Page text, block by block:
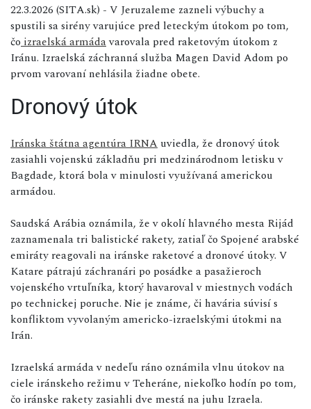
22.3.2026 (SITA.sk) - V Jeruzaleme zazneli výbuchy a
spustili sa sirény varujúce pred leteckým útokom po tom,
čo izraelská armádavarovala pred raketovým útokom z
Iránu. Izraelská záchranná služba Magen David Adom po
prvom varovaní nehlásila žiadne obete.
Dronový útok
Iránska štátna agentúra IRNA uviedla, že dronový útok
zasiahli vojenskú základňu pri medzinárodnom letisku v
Bagdade, ktorá bola v minulosti využívaná americkou
armádou.
Saudská Arábia oznámila, že v okolí hlavného mesta Rijád
zaznamenala tri balistické rakety, zatiaľ čo Spojené arabské
emiráty reagovali na iránske raketové a dronové útoky. V
Katare pátrajú záchranári po posádke a pasažieroch
vojenského vrtuľníka, ktorý havaroval v miestnych vodách
po technickej poruche. Nie je známe, či havária súvisí s
konfliktom vyvolaným americko-izraelskými útokmi na
Irán.
Izraelská armáda v nedeľu ráno oznámila vlnu útokov na
ciele iránskeho režimu v Teheráne, niekoľko hodín po tom,
čo iránske rakety zasiahli dve mestá na juhu Izraela.